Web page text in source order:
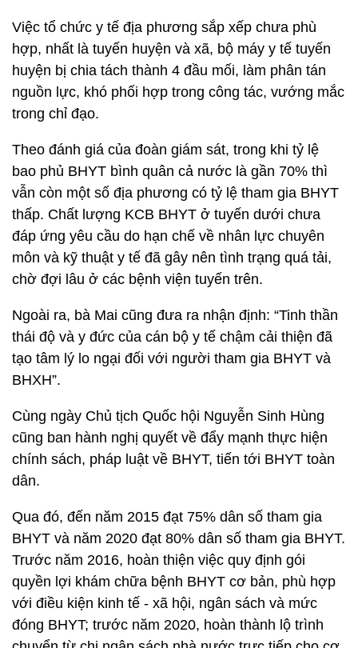
Việc tổ chức y tế địa phương sắp xếp chưa phù
hợp, nhất là tuyến huyện và xã, bộ máy y tế tuyến
huyện bị chia tách thành 4 đầu mối, làm phân tán
nguồn lực, khó phối hợp trong công tác, vướng mắc
trong chỉ đạo.
Theo đánh giá của đoàn giám sát, trong khi tỷ lệ
bao phủ BHYT bình quân cả nước là gần 70% thì
vẫn còn một số địa phương có tỷ lệ tham gia BHYT
thấp. Chất lượng KCB BHYT ở tuyến dưới chưa
đáp ứng yêu cầu do hạn chế về nhân lực chuyên
môn và kỹ thuật y tế đã gây nên tình trạng quá tải,
chờ đợi lâu ở các bệnh viện tuyến trên.
Ngoài ra, bà Mai cũng đưa ra nhận định: “Tinh thần
thái độ và y đức của cán bộ y tế chậm cải thiện đã
tạo tâm lý lo ngại đối với người tham gia BHYT và
BHXH”.
Cùng ngày Chủ tịch Quốc hội Nguyễn Sinh Hùng
cũng ban hành nghị quyết về đẩy mạnh thực hiện
chính sách, pháp luật về BHYT, tiến tới BHYT toàn
dân.
Qua đó, đến năm 2015 đạt 75% dân số tham gia
BHYT và năm 2020 đạt 80% dân số tham gia BHYT.
Trước năm 2016, hoàn thiện việc quy định gói
quyền lợi khám chữa bệnh BHYT cơ bản, phù hợp
với điều kiện kinh tế - xã hội, ngân sách và mức
đóng BHYT; trước năm 2020, hoàn thành lộ trình